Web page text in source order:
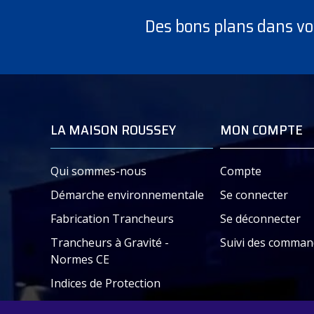
Courroie
Document – Plaquette
Des bons plans dans
LA MAISON ROUSSEY
Qui sommes-nous
Démarche environnementale
Fabrication Trancheurs
Trancheurs à Gravité -
Normes CE
Indices de Protection
MON COMPTE
Compte
Se connecter
Se déconnecter
Suivi des